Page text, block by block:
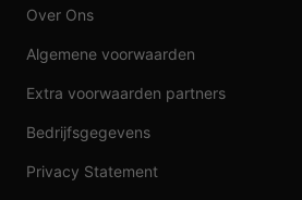
Over Ons
Algemene voorwaarden
Extra voorwaarden partners
Bedrijfsgegevens
Privacy Statement